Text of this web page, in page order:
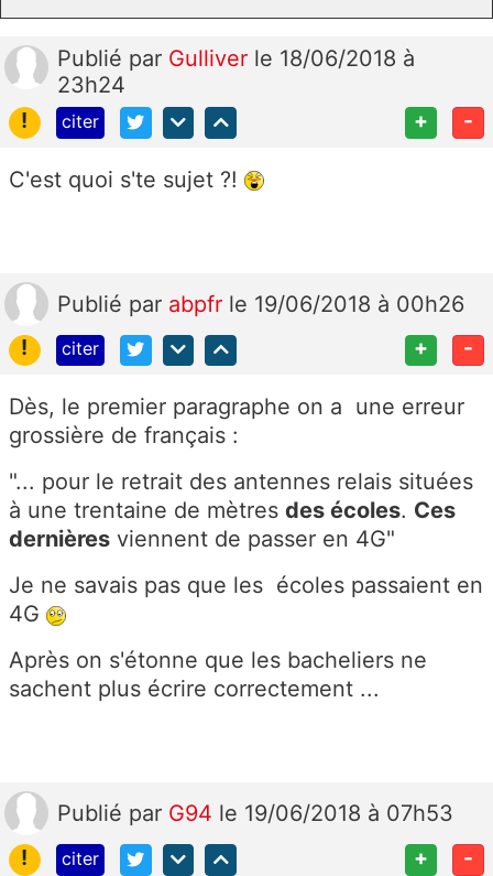
Publié par Gulliver le 18/06/2018 à
23h24
!
citer + -
C'est quoi s'te sujet ?!
Publié par abpfr le 19/06/2018 à 00h26
!
citer + -
Dès, le premier paragraphe on a une erreur
grossière de français :
"... pour le retrait des antennes relais situées
à une trentaine de mètres des écoles. Ces
dernières viennent de passer en 4G"
Je ne savais pas que les écoles passaient en
4G
Après on s'étonne que les bacheliers ne
sachent plus écrire correctement ...
Publié par G94 le 19/06/2018 à 07h53
!
citer + -